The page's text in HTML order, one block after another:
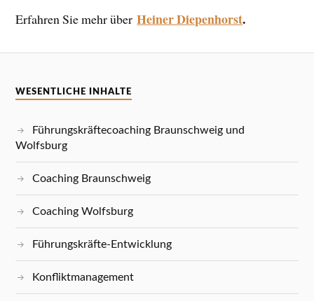
Erfahren Sie mehr überHeiner Diepenhorst.
WESENTLICHE INHALTE
Führungskräftecoaching Braunschweig und
Wolfsburg
Coaching Braunschweig
Coaching Wolfsburg
Führungskräfte-Entwicklung
Konfliktmanagement